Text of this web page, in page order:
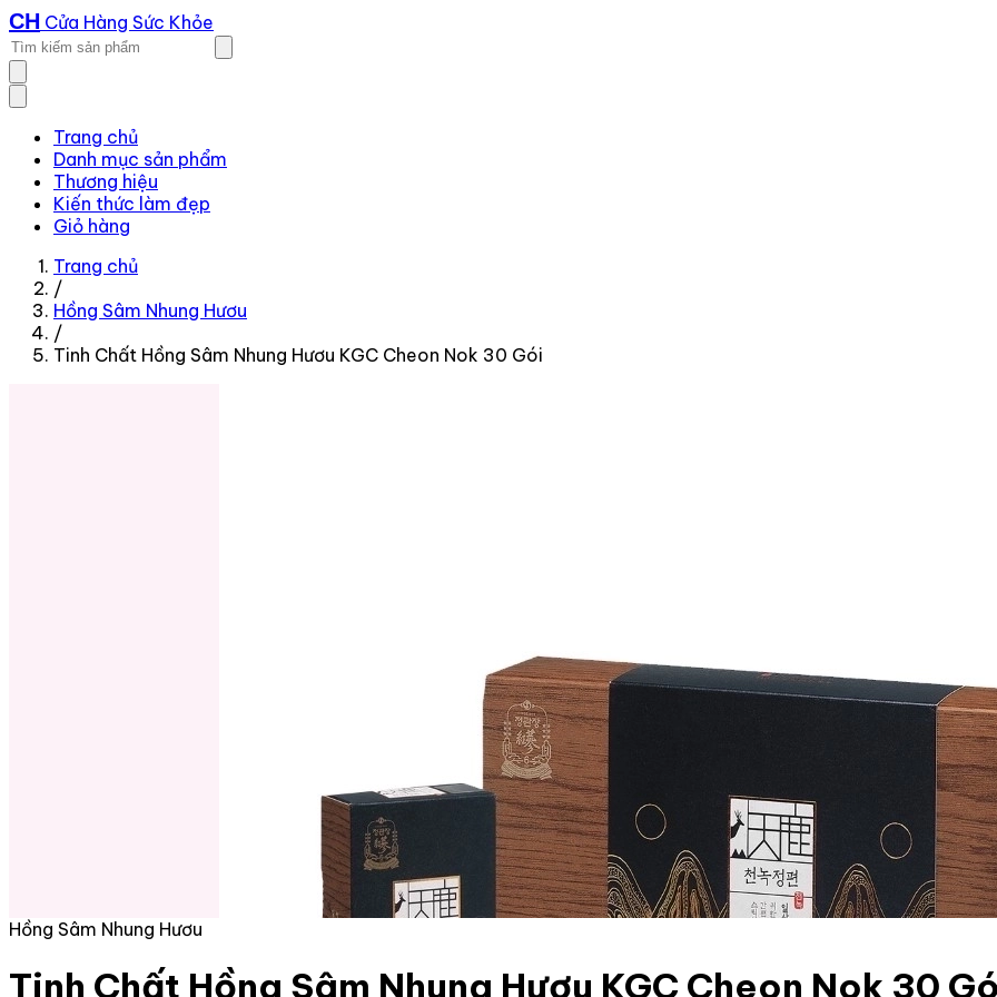
CH Cửa Hàng Sức Khỏe
Trang chủ
Danh mục sản phẩm
Thương hiệu
Kiến thức làm đẹp
Giỏ hàng
Trang chủ
/
Hồng Sâm Nhung Hươu
/
Tinh Chất Hồng Sâm Nhung Hươu KGC Cheon Nok 30 Gói
Hồng Sâm Nhung Hươu
Tinh Chất Hồng Sâm Nhung Hươu KGC Cheon Nok 30